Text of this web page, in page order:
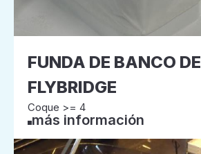
FUNDA DE BANCO DE
FLYBRIDGE
Coque >= 4
más información